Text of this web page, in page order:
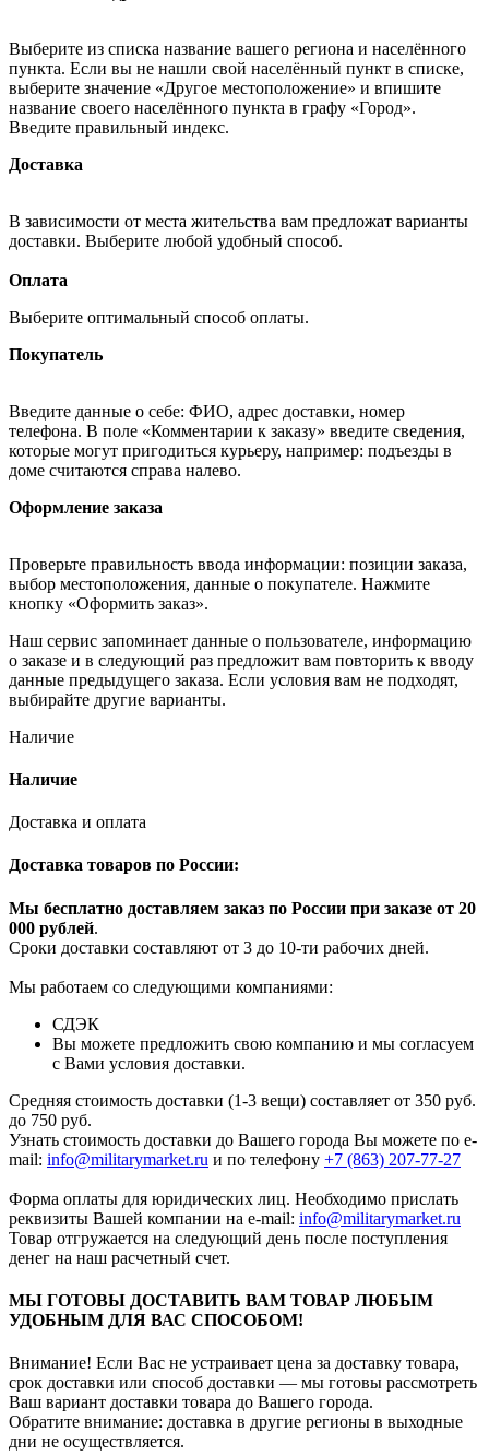
Выберите из списка название вашего региона и населённого
пункта. Если вы не нашли свой населённый пункт в списке,
выберите значение «Другое местоположение» и впишите
название своего населённого пункта в графу «Город».
Введите правильный индекс.
Доставка
В зависимости от места жительства вам предложат варианты
доставки. Выберите любой удобный способ.
Оплата
Выберите оптимальный способ оплаты.
Покупатель
Введите данные о себе: ФИО, адрес доставки, номер
телефона. В поле «Комментарии к заказу» введите сведения,
которые могут пригодиться курьеру, например: подъезды в
доме считаются справа налево.
Оформление заказа
Проверьте правильность ввода информации: позиции заказа,
выбор местоположения, данные о покупателе. Нажмите
кнопку «Оформить заказ».
Наш сервис запоминает данные о пользователе, информацию
о заказе и в следующий раз предложит вам повторить к вводу
данные предыдущего заказа. Если условия вам не подходят,
выбирайте другие варианты.
Наличие
Наличие
Доставка и оплата
Доставка товаров по России:
Мы бесплатно доставляем заказ по России при заказе от 20
000 рублей.
Сроки доставки составляют от 3 до 10-ти рабочих дней.
Мы работаем со следующими компаниями:
СДЭК
Вы можете предложить свою компанию и мы согласуем
с Вами условия доставки.
Средняя стоимость доставки (1-3 вещи) составляет от 350 руб.
до 750 руб.
Узнать стоимость доставки до Вашего города Вы можете по e-
mail: info@militarymarket.ru и по телефону +7 (863) 207-77-27
Форма оплаты для юридических лиц. Необходимо прислать
реквизиты Вашей компании на е-mail: info@militarymarket.ru
Товар отгружается на следующий день после поступления
денег на наш расчетный счет.
МЫ ГОТОВЫ ДОСТАВИТЬ ВАМ ТОВАР ЛЮБЫМ
УДОБНЫМ ДЛЯ ВАС СПОСОБОМ!
Внимание! Если Вас не устраивает цена за доставку товара,
срок доставки или способ доставки — мы готовы рассмотреть
Ваш вариант доставки товара до Вашего города.
Обратите внимание: доставка в другие регионы в выходные
дни не осуществляется.